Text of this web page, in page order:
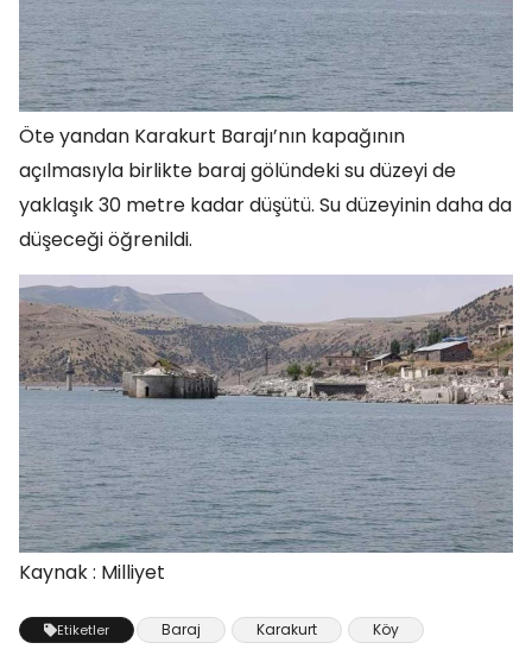
Öte yandan Karakurt Barajı’nın kapağının
açılmasıyla birlikte baraj gölündeki su düzeyi de
yaklaşık 30 metre kadar düşütü. Su düzeyinin daha da
düşeceği öğrenildi.
Kaynak : Milliyet
Etiketler Baraj Karakurt Köy